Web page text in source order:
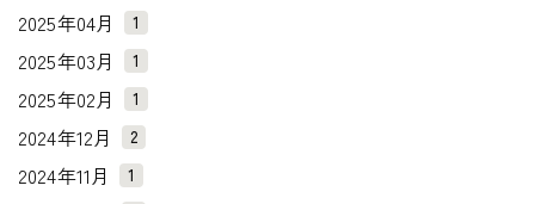
2025年04月 1
2025年03月 1
2025年02月 1
2024年12月 2
2024年11月 1